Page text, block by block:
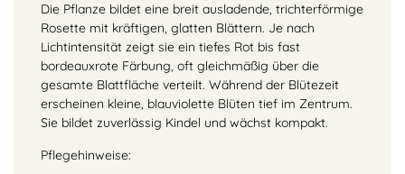
Die Pflanze bildet eine breit ausladende, trichterförmige
Rosette mit kräftigen, glatten Blättern. Je nach
Lichtintensität zeigt sie ein tiefes Rot bis fast
bordeauxrote Färbung, oft gleichmäßig über die
gesamte Blattfläche verteilt. Während der Blütezeit
erscheinen kleine, blauviolette Blüten tief im Zentrum.
Sie bildet zuverlässig Kindel und wächst kompakt.
Pflegehinweise: